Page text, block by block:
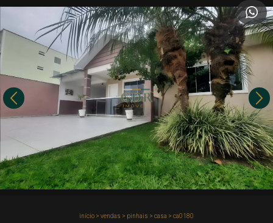
início > vendas > pinhais > casa > ca0180